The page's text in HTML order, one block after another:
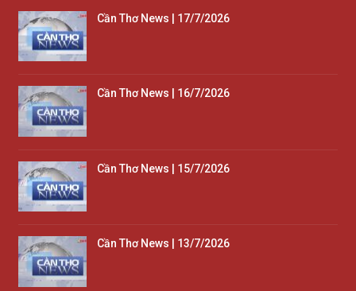
Cần Thơ News | 17/7/2026
Cần Thơ News | 16/7/2026
Cần Thơ News | 15/7/2026
Cần Thơ News | 13/7/2026